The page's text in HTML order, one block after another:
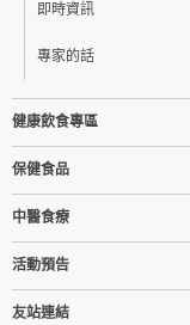
即時資訊
專家的話
健康飲食專區
保健食品
中醫食療
活動預告
友站連結